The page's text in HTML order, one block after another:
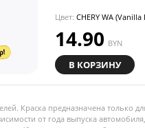
Цвет: CHERY WA (Vanilla
14.90 BYN
В КОРЗИНУ
Краска предназначена только
от года выпуска